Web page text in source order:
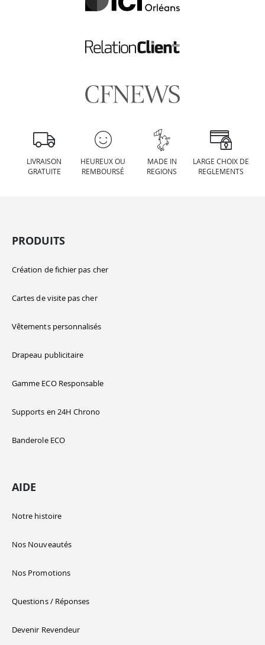
LIVRAISON
GRATUITE
HEUREUX OU
REMBOURSÉ
MADE IN
REGIONS
LARGE CHOIX DE
REGLEMENTS
PRODUITS
Création de fichier pas cher
Cartes de visite pas cher
Vêtements personnalisés
Drapeau publicitaire
Gamme ECO Responsable
Supports en 24H Chrono
Banderole ECO
AIDE
Notre histoire
Nos Nouveautés
Nos Promotions
Questions / Réponses
Devenir Revendeur